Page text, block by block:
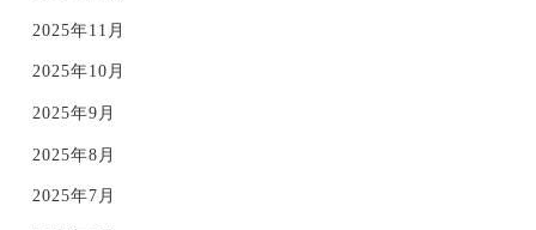
2025年11月
2025年10月
2025年9月
2025年8月
2025年7月